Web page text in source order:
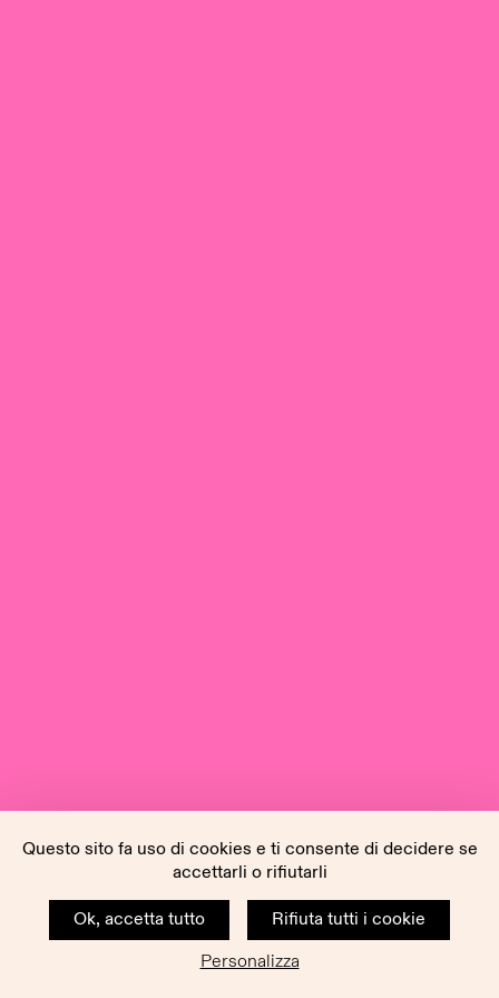
Questo sito fa uso di cookies e ti consente di decidere se
accettarli o rifiutarli
Ok, accetta tutto
Rifiuta tutti i cookie
Personalizza